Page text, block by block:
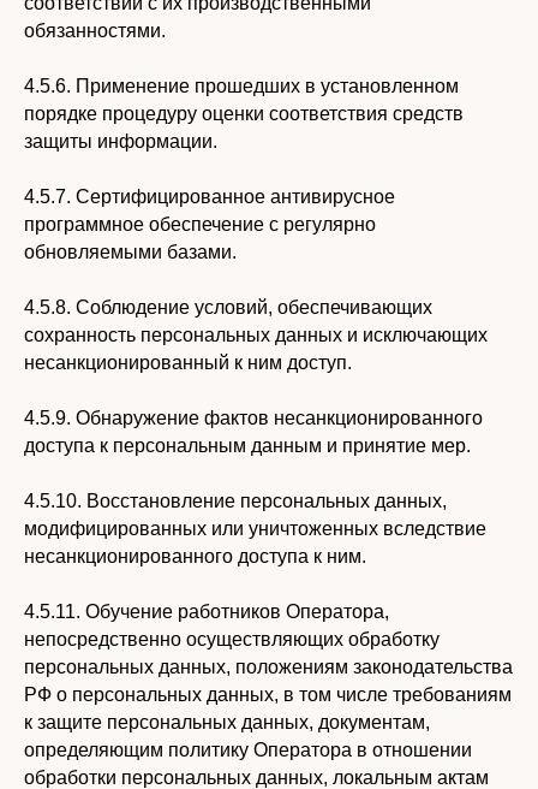
обязанностями.
4.5.6. Применение прошедших в установленном
порядке процедуру оценки соответствия средств
защиты информации.
4.5.7. Сертифицированное антивирусное
программное обеспечение с регулярно
обновляемыми базами.
4.5.8. Соблюдение условий, обеспечивающих
сохранность персональных данных и исключающих
несанкционированный к ним доступ.
4.5.9. Обнаружение фактов несанкционированного
доступа к персональным данным и принятие мер.
4.5.10. Восстановление персональных данных,
модифицированных или уничтоженных вследствие
несанкционированного доступа к ним.
4.5.11. Обучение работников Оператора,
непосредственно осуществляющих обработку
персональных данных, положениям законодательства
РФ о персональных данных, в том числе требованиям
к защите персональных данных, документам,
определяющим политику Оператора в отношении
обработки персональных данных, локальным актам